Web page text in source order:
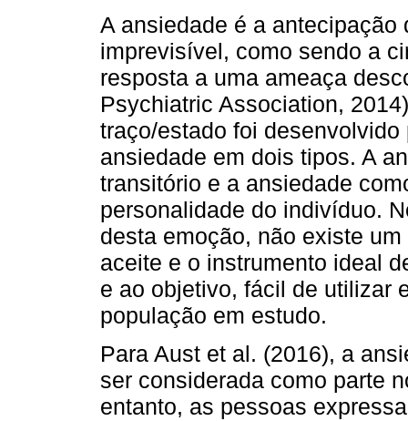
A ansiedade é a antecipação
imprevisível, como sendo a
resposta a uma ameaça
Psychiatric Association,
traço/estado foi
ansiedade em dois tipos. A
transitório e a ansiedade
personalidade do indivíduo.
desta emoção, não existe
aceite e o instrumento ideal
e ao objetivo, fácil de utilizar
população em estudo.
Para Aust et al. (2016), a
ser considerada como parte
entanto, as pessoas